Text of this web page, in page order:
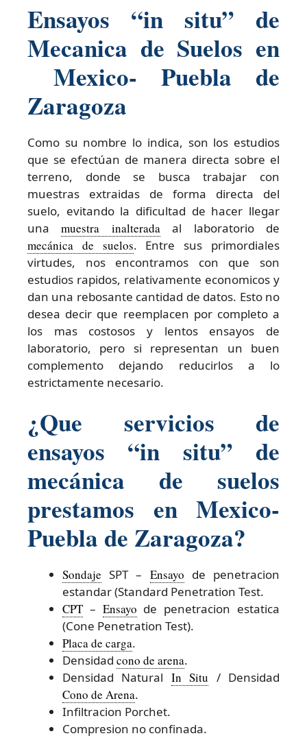
Ensayos “in situ” de
Mecanica de Suelos en
Mexico- Puebla de
Zaragoza
Como su nombre lo indica, son los estudios
que se efectúan de manera directa sobre el
terreno, donde se busca trabajar con
muestras extraidas de forma directa del
suelo, evitando la dificultad de hacer llegar
unamuestra inalterada al laboratorio de
mecánica de suelos. Entre sus primordiales
virtudes, nos encontramos con que son
estudios rapidos, relativamente economicos y
dan una rebosante cantidad de datos. Esto no
desea decir que reemplacen por completo a
los mas costosos y lentos ensayos de
laboratorio, pero si representan un buen
complemento dejando reducirlos a lo
estrictamente necesario.
¿Que servicios de
ensayos “in situ” de
mecánica de suelos
prestamos en Mexico-
Puebla de Zaragoza?
Sondaje SPT – Ensayo de penetracion
estandar (Standard Penetration Test.
CPT – Ensayo de penetracion estatica
(Cone Penetration Test).
Placa de carga.
Densidad cono de arena.
Densidad Natural In Situ / Densidad
Cono de Arena.
Infiltracion Porchet.
Compresion no confinada.